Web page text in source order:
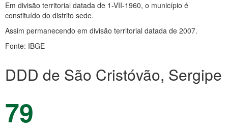
Em divisão territorial datada de 1-VII-1960, o município é
constituído do distrito sede.
Assim permanecendo em divisão territorial datada de 2007.
Fonte: IBGE
DDD de São Cristóvão, Sergipe
79